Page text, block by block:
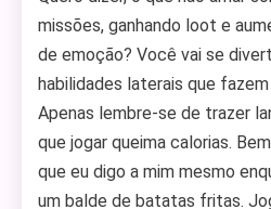
missões, ganhando loot e
de emoção? Você vai se
habilidades laterais que
Apenas lembre-se de trazer
que jogar queima calorias.
que eu digo a mim mesmo
um balde de batatas fritas.